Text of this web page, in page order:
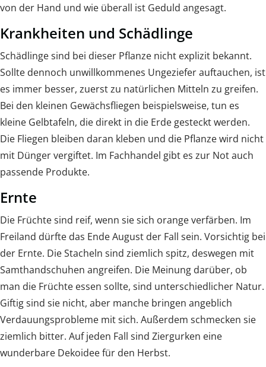
von der Hand und wie überall ist Geduld angesagt.
Krankheiten und Schädlinge
Schädlinge sind bei dieser Pflanze nicht explizit bekannt.
Sollte dennoch unwillkommenes Ungeziefer auftauchen, ist
es immer besser, zuerst zu natürlichen Mitteln zu greifen.
Bei den kleinen Gewächsfliegen beispielsweise, tun es
kleine Gelbtafeln, die direkt in die Erde gesteckt werden.
Die Fliegen bleiben daran kleben und die Pflanze wird nicht
mit Dünger vergiftet. Im Fachhandel gibt es zur Not auch
passende Produkte.
Ernte
Die Früchte sind reif, wenn sie sich orange verfärben. Im
Freiland dürfte das Ende August der Fall sein. Vorsichtig bei
der Ernte. Die Stacheln sind ziemlich spitz, deswegen mit
Samthandschuhen angreifen. Die Meinung darüber, ob
man die Früchte essen sollte, sind unterschiedlicher Natur.
Giftig sind sie nicht, aber manche bringen angeblich
Verdauungsprobleme mit sich. Außerdem schmecken sie
ziemlich bitter. Auf jeden Fall sind Ziergurken eine
wunderbare Dekoidee für den Herbst.